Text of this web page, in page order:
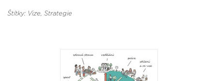
Štítky: Vize, Strategie